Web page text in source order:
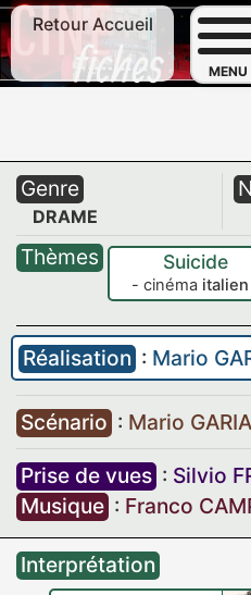
Retour Accueil
MENU
Genre
DRAME
Thèmes Suicide
- cinéma italien
Réalisation : Mario
Scénario : Mario
Prise de vues : Silvio
Musique : Franco
Interprétation